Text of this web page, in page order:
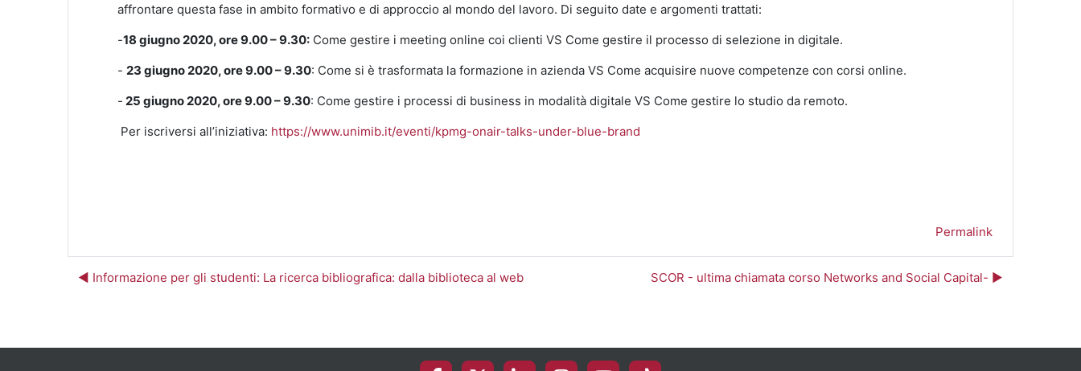
affrontare questa fase in ambito formativo e di approccio al mondo del lavoro. Di seguito date e argomenti trattati:
-18 giugno 2020, ore 9.00 – 9.30: Come gestire i meeting online coi clienti VS Come gestire il processo di selezione in digitale.
- 23 giugno 2020, ore 9.00 – 9.30: Come si è trasformata la formazione in azienda VS Come acquisire nuove competenze con corsi online.
- 25 giugno 2020, ore 9.00 – 9.30: Come gestire i processi di business in modalità digitale VS Come gestire lo studio da remoto.
Per iscriversi all’iniziativa: https://www.unimib.it/eventi/kpmg-onair-talks-under-blue-brand
Permalink
◀︎ Informazione per gli studenti: La ricerca bibliografica: dalla biblioteca al web SCOR - ultima chiamata corso Networks and Social Capital- ▶︎